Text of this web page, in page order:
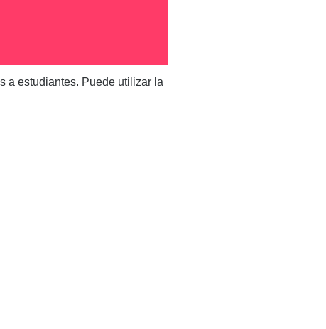
a estudiantes. Puede utilizar la